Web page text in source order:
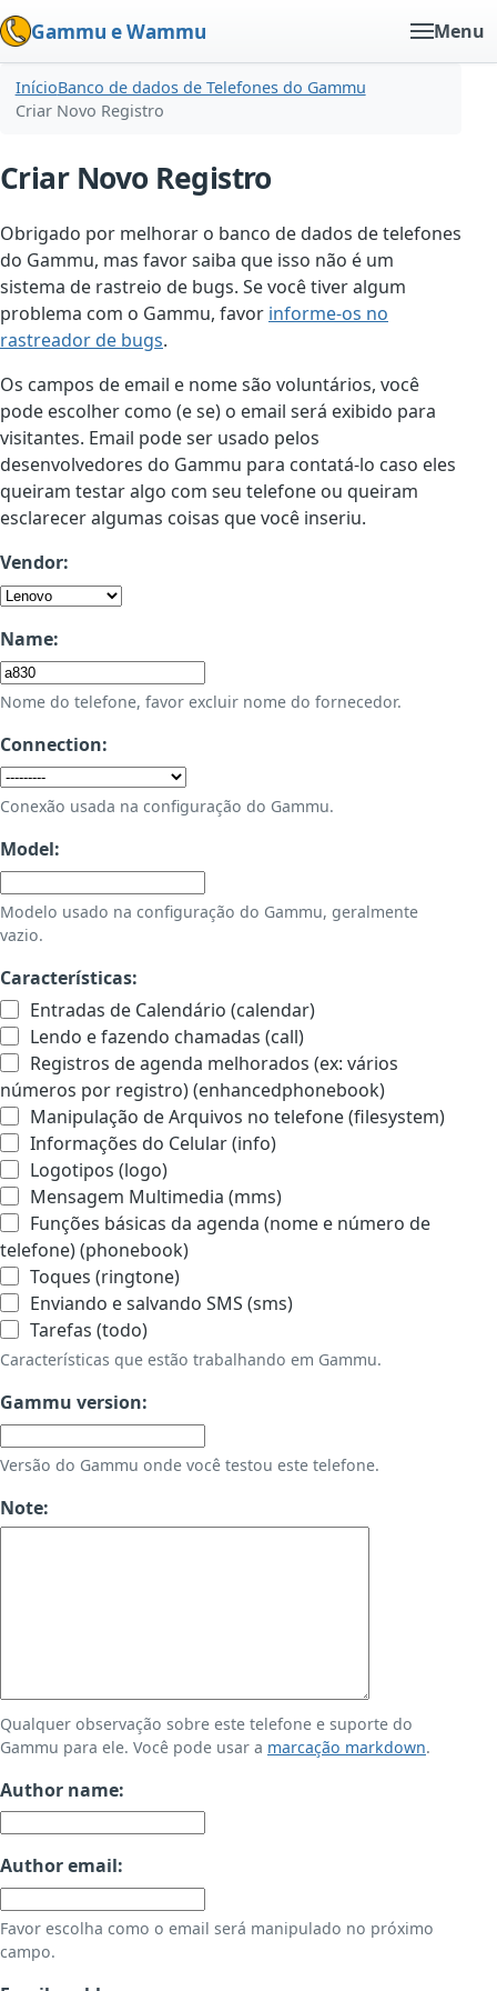
Gammu e Wammu Menu
InícioBanco de dados de Telefones do Gammu
Criar Novo Registro
Criar Novo Registro
Obrigado por melhorar o banco de dados de telefones
do Gammu, mas favor saiba que isso não é um
sistema de rastreio de bugs. Se você tiver algum
problema com o Gammu, favor informe-os no
rastreador de bugs.
Os campos de email e nome são voluntários, você
pode escolher como (e se) o email será exibido para
visitantes. Email pode ser usado pelos
desenvolvedores do Gammu para contatá-lo caso eles
queiram testar algo com seu telefone ou queiram
esclarecer algumas coisas que você inseriu.
Vendor:
Name:
Nome do telefone, favor excluir nome do fornecedor.
Connection:
Conexão usada na configuração do Gammu.
Model:
Modelo usado na configuração do Gammu, geralmente
vazio.
Características:
Entradas de Calendário (calendar)
Lendo e fazendo chamadas (call)
Registros de agenda melhorados (ex: vários
números por registro) (enhancedphonebook)
Manipulação de Arquivos no telefone (filesystem)
Informações do Celular (info)
Logotipos (logo)
Mensagem Multimedia (mms)
Funções básicas da agenda (nome e número de
telefone) (phonebook)
Toques (ringtone)
Enviando e salvando SMS (sms)
Tarefas (todo)
Características que estão trabalhando em Gammu.
Gammu version:
Versão do Gammu onde você testou este telefone.
Note:
Qualquer observação sobre este telefone e suporte do
Gammu para ele. Você pode usar a marcação markdown.
Author name:
Author email:
Favor escolha como o email será manipulado no próximo
campo.